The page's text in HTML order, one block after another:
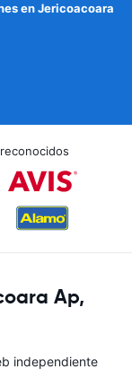
en Jericoacoara
Ap,
independiente